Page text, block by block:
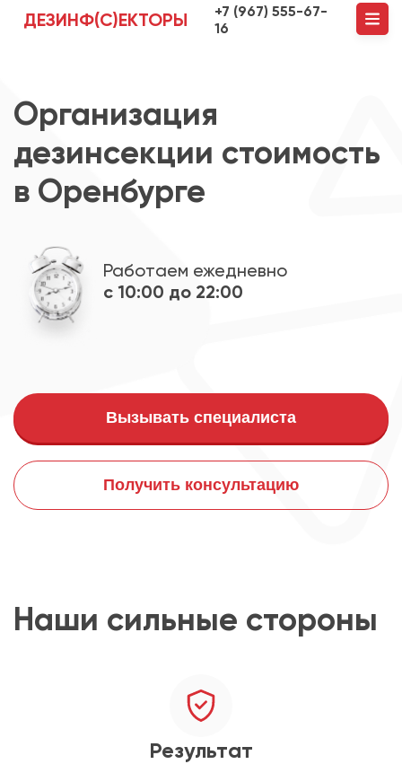
ДЕЗИНФ(С)ЕКТОРЫ
+7 (967) 555-67-
16
Организация
дезинсекции стоимость
в Оренбурге
Работаем ежедневно
с 10:00 до 22:00
Вызывать специалиста
Получить консультацию
Наши сильные стороны
Результат